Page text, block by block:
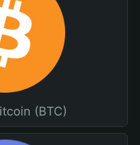
(BTC)